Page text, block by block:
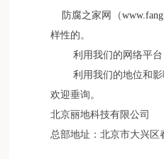
防腐之家网（
样性的。
利用我们的网络平台
利用我们的地位和影
欢迎垂询。
北京丽地科技有限公司
总部地址：北京市大兴区